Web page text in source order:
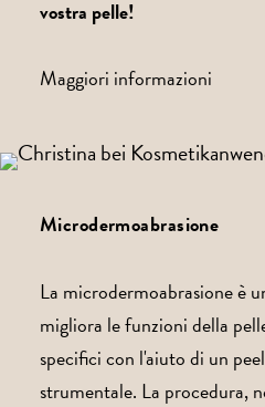
vostra pelle!
Maggiori informazioni
Microdermoabrasione
La microdermoabrasione è
migliora le funzioni della
specifici con l'aiuto di un
strumentale. La procedura,